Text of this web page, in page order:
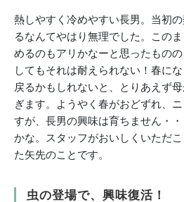
熱しやすく冷めやすい長男。当初
るなんてやはり無理でした。この
めるのもアリかなーと思ったもの
してもそれは耐えられない！春に
戻るかもしれないと、とりあえず
ぎます。ようやく春がおどずれ、
すが、長男の興味は育ちません・
かな。スタッフがおいしくいただ
た矢先のことです。
虫の登場で、興味復活！